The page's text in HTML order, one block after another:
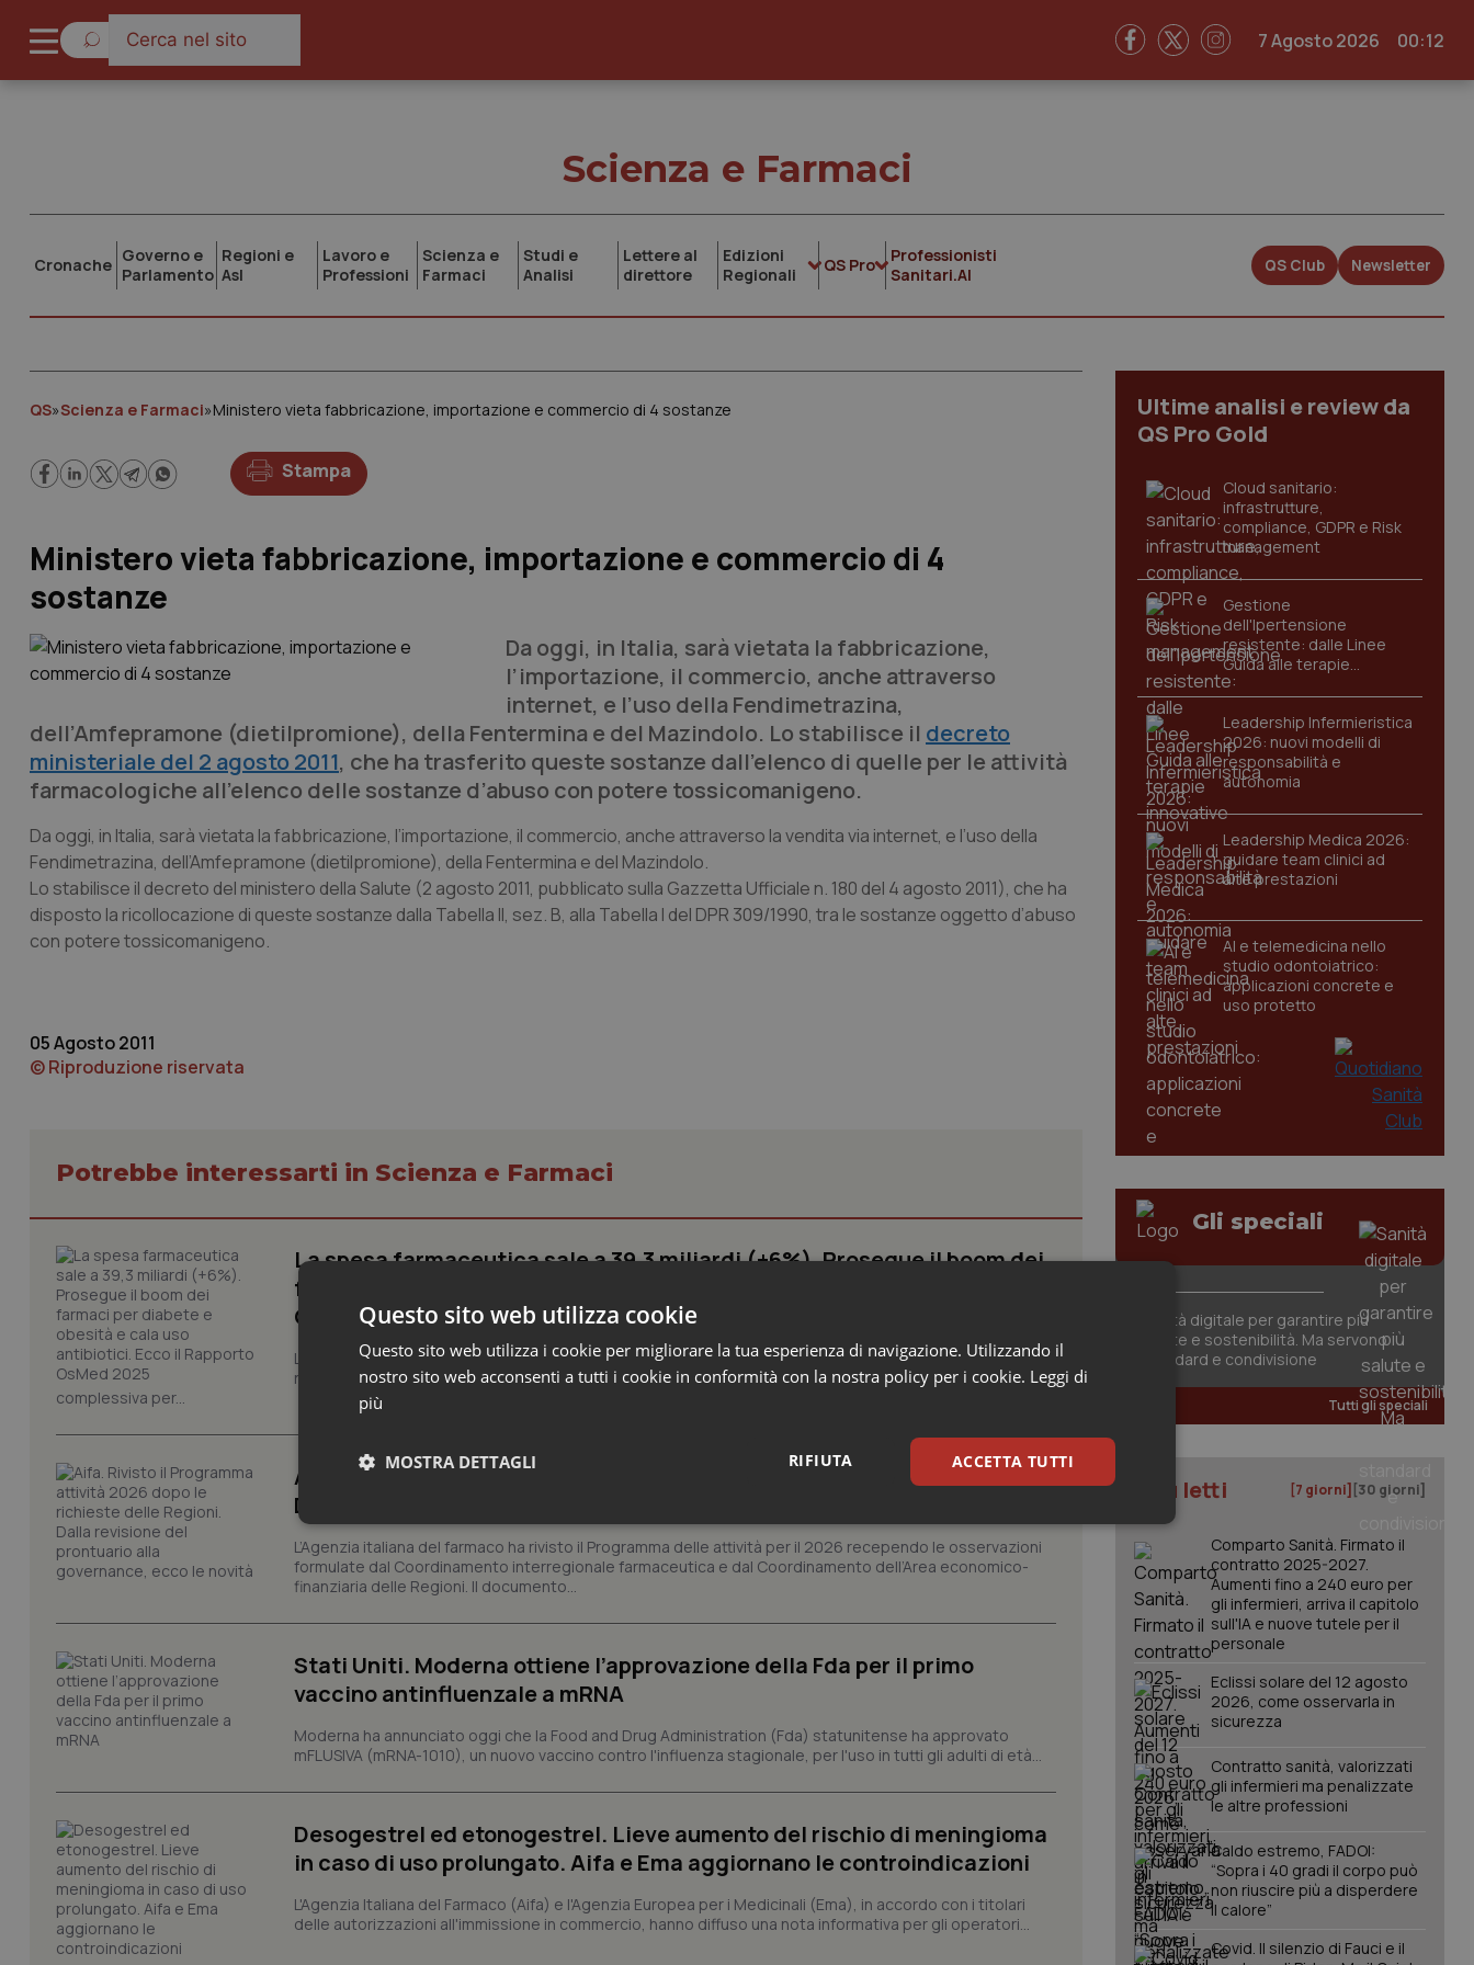
7 Agosto 2026 00:12
Scienza e Farmaci
Cronache Governo e
Parlamento
Regioni e
Asl
Lavoro e
Professioni
Scienza e
Farmaci
Studi e
Analisi
Lettere al
direttore
Edizioni
Regionali
QS Pro
Professionisti
Sanitari.AI
QS Club Newsletter
QS»Scienza e Farmaci»Ministero vieta fabbricazione, importazione e commercio di 4 sostanze
Stampa
Ministero vieta fabbricazione, importazione e commercio di 4
sostanze
Da oggi, in Italia, sarà vietata la fabbricazione,
l’importazione, il commercio, anche attraverso
internet, e l’uso della Fendimetrazina,
dell’Amfepramone (dietilpromione), della Fentermina e del Mazindolo. Lo stabilisce il decreto
ministeriale del 2 agosto 2011, che ha trasferito queste sostanze dall'elenco di quelle per le attività
farmacologiche all'elenco delle sostanze d’abuso con potere tossicomanigeno.
Da oggi, in Italia, sarà vietata la fabbricazione, l’importazione, il commercio, anche attraverso la vendita via internet, e l’uso della
Fendimetrazina, dell’Amfepramone (dietilpromione), della Fentermina e del Mazindolo.
Lo stabilisce il decreto del ministero della Salute (2 agosto 2011, pubblicato sulla Gazzetta Ufficiale n. 180 del 4 agosto 2011), che ha
disposto la ricollocazione di queste sostanze dalla Tabella II, sez. B, alla Tabella I del DPR 309/1990, tra le sostanze oggetto d’abuso
con potere tossicomanigeno.
05 Agosto 2011
© Riproduzione riservata
Potrebbe interessarti in Scienza e Farmaci
La spesa farmaceutica sale a 39,3 miliardi (+6%). Prosegue il boom dei
farmaci per diabete e obesità e cala uso antibiotici. Ecco il Rapporto
OsMed 2025
La farmaceutica italiana continua a crescere, spinta dall'invecchiamento della popolazione, dall'arrivo di
nuove terapie e dall'espansione dei trattamenti per diabete e gestione del peso. Nel 2025 la spesa
complessiva per...
Aifa. Rivisto il Programma attività 2026 dopo le richieste delle Regioni.
Dalla revisione del prontuario alla governance, ecco le novità
L’Agenzia italiana del farmaco ha rivisto il Programma delle attività per il 2026 recependo le osservazioni
formulate dal Coordinamento interregionale farmaceutica e dal Coordinamento dell’Area economico-
finanziaria delle Regioni. Il documento...
Stati Uniti. Moderna ottiene l’approvazione della Fda per il primo
vaccino antinfluenzale a mRNA
Moderna ha annunciato oggi che la Food and Drug Administration (Fda) statunitense ha approvato
mFLUSIVA (mRNA-1010), un nuovo vaccino contro l'influenza stagionale, per l'uso in tutti gli adulti di età...
Desogestrel ed etonogestrel. Lieve aumento del rischio di meningioma
in caso di uso prolungato. Aifa e Ema aggiornano le controindicazioni
L'Agenzia Italiana del Farmaco (Aifa) e l'Agenzia Europea per i Medicinali (Ema), in accordo con i titolari
delle autorizzazioni all'immissione in commercio, hanno diffuso una nota informativa per gli operatori...
Ultime analisi e review da
QS Pro Gold
Cloud sanitario:
infrastrutture,
compliance, GDPR e Risk
management
Gestione
dell'Ipertensione
resistente: dalle Linee
Guida alle terapie
innovative
Leadership Infermieristica
2026: nuovi modelli di
responsabilità e
autonomia
Leadership Medica 2026:
guidare team clinici ad
alte prestazioni
AI e telemedicina nello
studio odontoiatrico:
applicazioni concrete e
uso protetto
Gli speciali
Sanità digitale per garantire più
salute e sostenibilità. Ma servono
standard e condivisione
Tutti gli speciali
I più letti [7 giorni] [30 giorni]
Comparto Sanità. Firmato il
contratto 2025-2027.
Aumenti fino a 240 euro per
gli infermieri, arriva il capitolo
sull'IA e nuove tutele per il
personale
Eclissi solare del 12 agosto
2026, come osservarla in
sicurezza
Contratto sanità, valorizzati
gli infermieri ma penalizzate
le altre professioni
Caldo estremo, FADOI:
“Sopra i 40 gradi il corpo può
non riuscire più a disperdere
il calore”
Covid. Il silenzio di Fauci e il
Questo sito web utilizza cookie
Questo sito web utilizza i cookie per migliorare la tua esperienza di navigazione. Utilizzando il
nostro sito web acconsenti a tutti i cookie in conformità con la nostra policy per i cookie. Leggi di
più
ACCETTA TUTTI
RIFIUTA
MOSTRA DETTAGLI
Necessari Statistici Marketing
Necessari
e l'accesso alle aree protette del sito. Il sito web non è in grado di funzionare correttamente senza questi cookie.
interazione con il sito. Registra i dati sul consenso
del visitatore riguardo a varie politiche e
impostazioni sulla privacy, garantendo che le loro
CookieScriptConsent
CookieScript
www.quotidianosanita.it
5 mesi 3
settimane
Questo cookie viene utilizzato dal servizio Cookie-
Script.com per ricordare le preferenze di consenso